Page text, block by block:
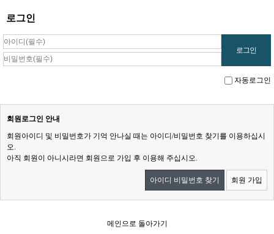
로그인
자동로그인
회원로그인 안내
회원아이디 및 비밀번호가 기억 안나실 때는 아이디/비밀번호 찾기를 이용하십시
오.
아직 회원이 아니시라면 회원으로 가입 후 이용해 주십시오.
아이디 비밀번호 찾기 회원 가입
메인으로 돌아가기